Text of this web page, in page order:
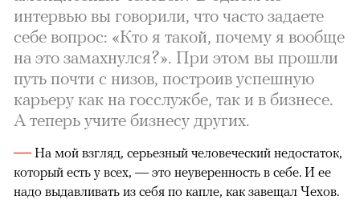
интервью вы говорили, что часто задаете
себе вопрос: «Кто я такой, почему я вообще
на это замахнулся?». При этом вы прошли
путь почти с низов, построив успешную
карьеру как на госслужбе, так и в бизнесе.
А теперь учите бизнесу других.
—На мой взгляд, серьезный человеческий недостаток,
который есть у всех, — это неуверенность в себе. И ее
надо выдавливать из себя по капле, как завещал Чехов.